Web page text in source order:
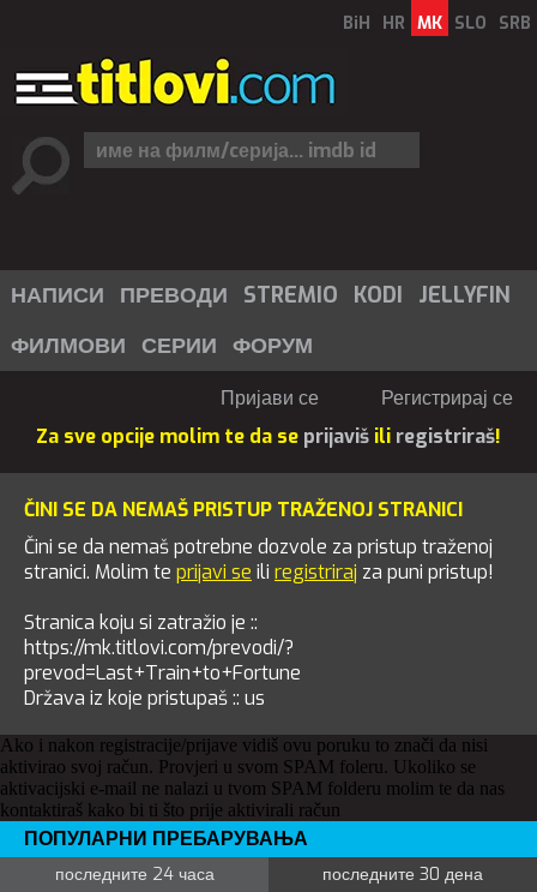
BiH HR MK SLO SRB
НАПИСИ ПРЕВОДИ STREMIO KODI
JELLYFIN
ФИЛМОВИ СЕРИИ ФОРУМ
Пријави се
Регистрирај се
Za sve opcije molim te da se prijaviš ili registriraš!
ČINI SE DA NEMAŠ PRISTUP TRAŽENOJ STRANICI
Čini se da nemaš potrebne dozvole za pristup traženoj
stranici. Molim te prijavi se ili registriraj za puni pristup!
Stranica koju si zatražio je ::
https://mk.titlovi.com/prevodi/?
prevod=Last+Train+to+Fortune
Država iz koje pristupaš :: us
Ako i nakon registracije/prijave vidiš ovu poruku to znači da nisi
aktivirao svoj račun. Provjeri u svom SPAM foleru. Ukoliko se
aktivacijski e-mail ne nalazi u tvom SPAM folderu molim te da nas
kontaktiraš kako bi ti što prije aktivirali račun
ПОПУЛАРНИ ПРЕБАРУВАЊА
последните 24 часа последните 30 дена